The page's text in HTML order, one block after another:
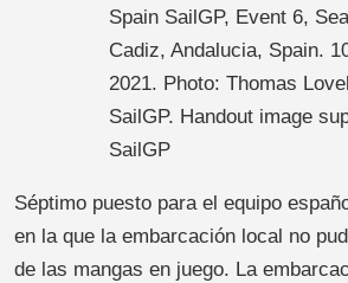
Spain SailGP, Event 6,
Cadiz, Andalucia, Spain.
2021. Photo: Thomas
SailGP. Handout image
SailGP
Séptimo puesto para el equipo
en la que la embarcación local no
de las mangas en juego. La